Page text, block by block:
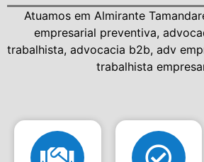
Atuamos em Almirante
empresarial preventiva,
trabalhista, advocacia b2b, adv
trabalhista